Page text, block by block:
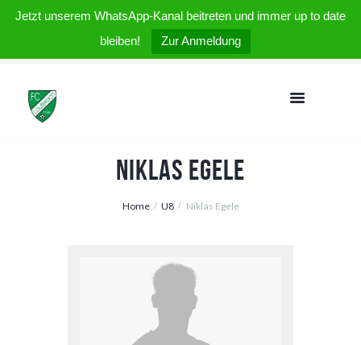
Jetzt unserem WhatsApp-Kanal beitreten und immer up to date
bleiben!
Zur Anmeldung
Niklas Egele
Home U8 Niklas Egele